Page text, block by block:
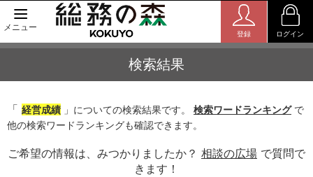
メニュー
登録 ログイン
検索結果
「 経営成績 」についての検索結果です。 検索ワードランキングで
他の検索ワードランキングも確認できます。
ご希望の情報は、みつかりましたか？ 相談の広場 で質問で
きます！